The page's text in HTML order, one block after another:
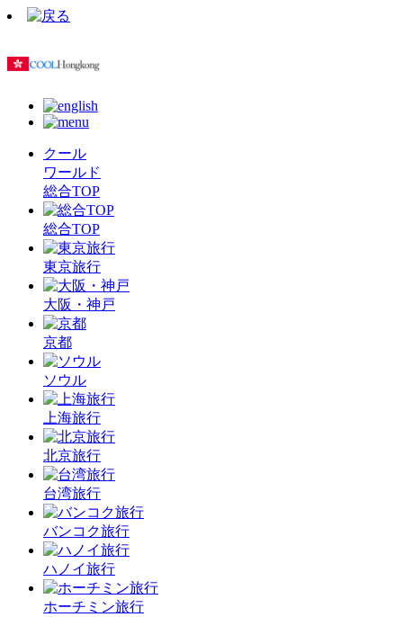
クール
ワールド
総合TOP
総合TOP
東京旅行
大阪・神戸
京都
ソウル
上海旅行
北京旅行
台湾旅行
バンコク旅行
ハノイ旅行
ホーチミン旅行